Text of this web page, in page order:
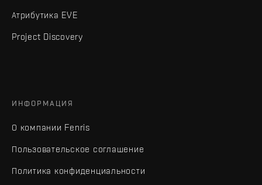
Атрибутика EVE
Project Discovery
ИНФОРМАЦИЯ
О компании Fenris
Пользовательское соглашение
Политика конфиденциальности